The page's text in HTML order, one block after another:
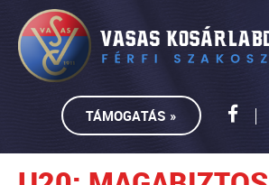
TÁMOGATÁS »